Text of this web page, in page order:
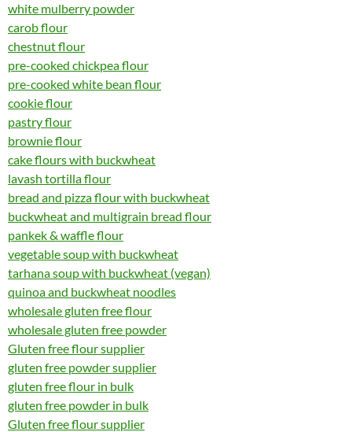
white mulberry powder
carob flour
chestnut flour
pre-cooked chickpea flour
pre-cooked white bean flour
cookie flour
pastry flour
brownie flour
cake flours with buckwheat
lavash tortilla flour
bread and pizza flour with buckwheat
buckwheat and multigrain bread flour
pankek & waffle flour
vegetable soup with buckwheat
tarhana soup with buckwheat (vegan)
quinoa and buckwheat noodles
wholesale gluten free flour
wholesale gluten free powder
Gluten free flour supplier
gluten free powder supplier
gluten free flour in bulk
gluten free powder in bulk
Gluten free flour supplier